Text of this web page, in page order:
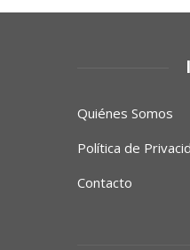
Quiénes Somos
Política de
Contacto